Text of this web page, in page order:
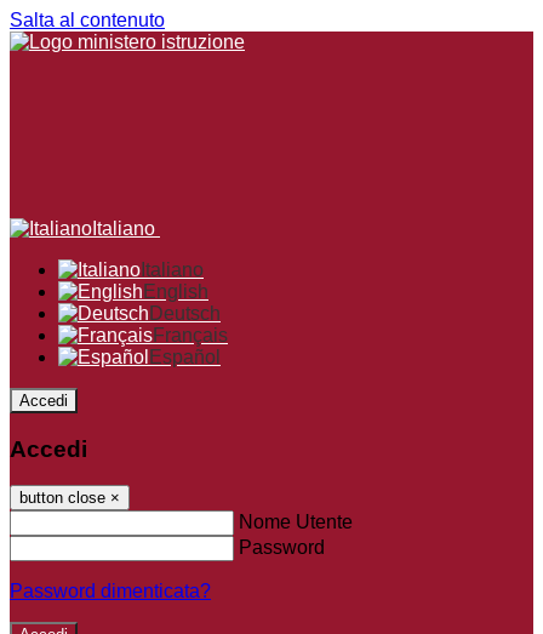
Salta al contenuto
Italiano
Italiano
English
Deutsch
Français
Español
Accedi
Accedi
button close ×
Nome Utente
Password
Password dimenticata?